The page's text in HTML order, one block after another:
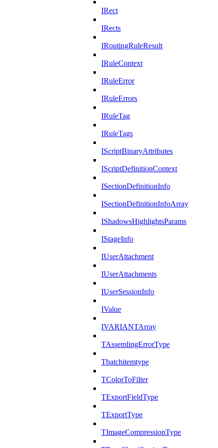
IRect
IRects
IRoutingRuleResult
IRuleContext
IRuleError
IRuleErrors
IRuleTag
IRuleTags
IScriptBinaryAttributes
IScriptDefinitionContext
ISectionDefinitionInfo
ISectionDefinitionInfoArray
IShadowsHighlightsParams
IStageInfo
IUserAttachment
IUserAttachments
IUserSessionInfo
IValue
IVARIANTArray
TAssemlingErrorType
Tbatchitemtype
TColorToFilter
TExportFieldType
TExportType
TImageCompressionType